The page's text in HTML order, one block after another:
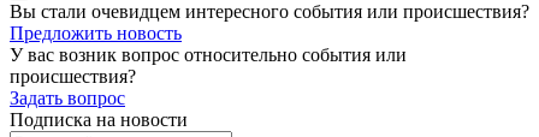
Вы стали очевидцем интересного события или происшествия?
Предложить новость
У вас возник вопрос относительно события или
происшествия?
Задать вопрос
Подписка на новости